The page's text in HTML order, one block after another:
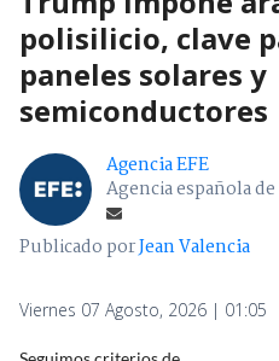
polisilicio, clave
paneles solares y
semiconductores
Agencia EFE
Agencia española
Publicado porJean Valencia
Viernes 07 Agosto, 2026 | 01:05